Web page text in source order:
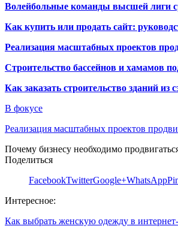
Волейбольные команды высшей лиги
Как купить или продать сайт:
Реализация масштабных проектов
Строительство бассейнов и хамамов
Как заказать строительство зданий из
В фокусе
Реализация масштабных проектов
Почему бизнесу необходимо
Поделиться
FacebookTwitterGoogle+WhatsApp
Интересное:
Как выбрать женскую одежду в